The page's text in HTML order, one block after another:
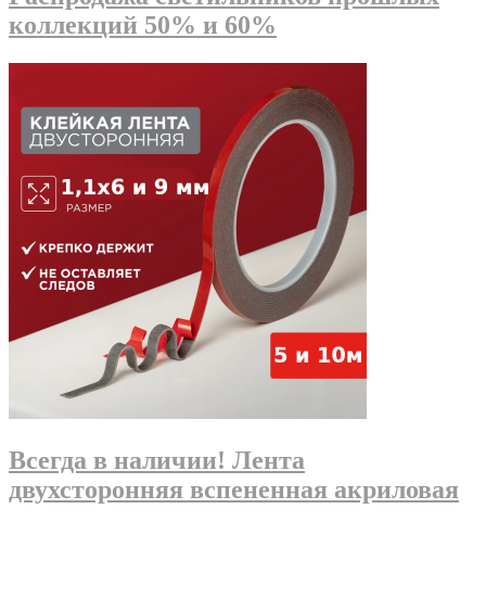
коллекций 50% и 60%
Всегда в наличии! Лента
двухсторонняя вспененная акриловая